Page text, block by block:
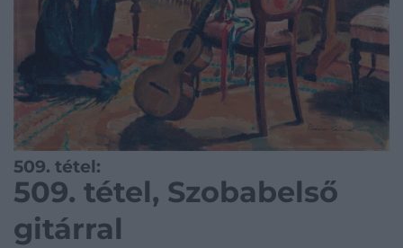
509. tétel:
509. tétel, Szobabelső
gitárral